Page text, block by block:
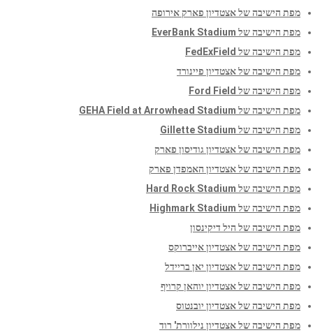
מפת הישיבה של אצטדיון פארק אירופה
מפת הישיבה של EverBank Stadium
מפת הישיבה של FedExField
מפת הישיבה של אצטדיון פיינורד
מפת הישיבה של Ford Field
מפת הישיבה של GEHA Field at Arrowhead Stadium
מפת הישיבה של Gillette Stadium
מפת הישיבה של אצטדיון גודיסון פארק
מפת הישיבה של אצטדיון האמפדן פארק
מפת הישיבה של Hard Rock Stadium
מפת הישיבה של Highmark Stadium
מפת הישיבה של היל דיקינסון
מפת הישיבה של אצטדיון אייברוקס
מפת הישיבה של אצטדיון יאן בריידל
מפת הישיבה של אצטדיון יוהאן קרויף
מפת הישיבה של אצטדיון יובנטוס
מפת הישיבה של אצטדיון נילוורת' רוד